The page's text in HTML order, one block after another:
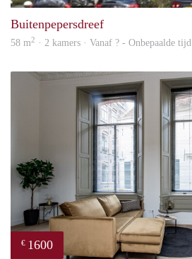
Buitenpepersdreef
58 m2 · 2 kamers · Vanaf ? - Onbepaalde tijd
€ 1600